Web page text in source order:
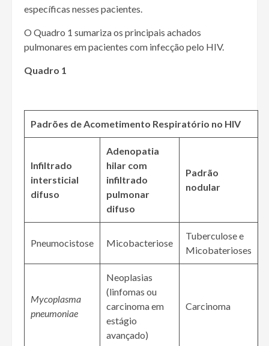
específicas nesses pacientes.
O Quadro 1 sumariza os principais achados
pulmonares em pacientes com infecção pelo HIV.
Quadro 1
Padrões de Acometimento Respiratório no HIV
Infiltrado
intersticial
difuso
Adenopatia
hilar com
infiltrado
pulmonar
difuso
Padrão
nodular
Pneumocistose Micobacteriose
Tuberculose e
Micobaterioses
Mycoplasma
pneumoniae
Neoplasias
(linfomas ou
carcinoma em
estágio
avançado)
Carcinoma